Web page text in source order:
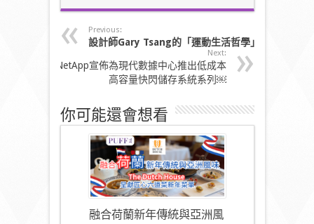
Previous:
設計師Gary Tsang的「運動生活哲學」
Next:
NetApp宣佈為現代數據中心推出低成本
高容量快閃儲存系統系列￼
你可能還會想看
融合荷蘭新年傳統與亞洲風